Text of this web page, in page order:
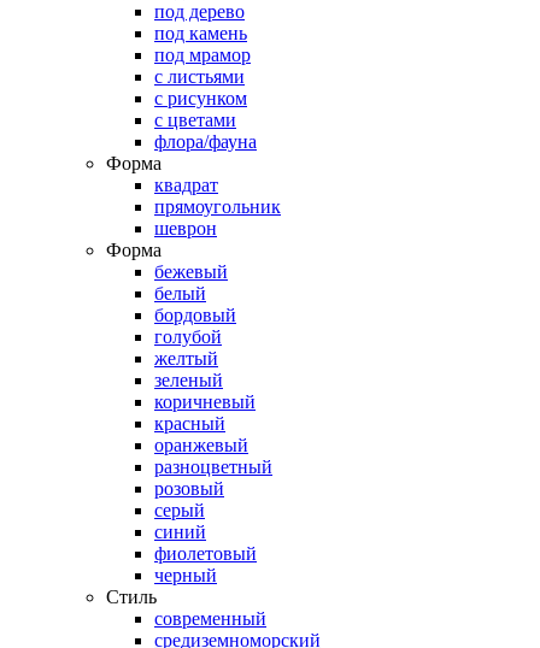
под дерево
под камень
под мрамор
с листьями
с рисунком
с цветами
флора/фауна
Форма
квадрат
прямоугольник
шеврон
Форма
бежевый
белый
бордовый
голубой
желтый
зеленый
коричневый
красный
оранжевый
разноцветный
розовый
серый
синий
фиолетовый
черный
Стиль
современный
средиземноморский